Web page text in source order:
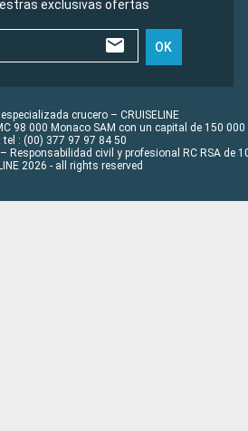
exclusivas ofertas
OK
crucero – CRUISELINE
98 000 Monaco SAM con un capital de 150 000
tel : (00) 377 97 97 84 50
Responsabilidad civil y profesional RC RSA de
2026 - all rights reserved